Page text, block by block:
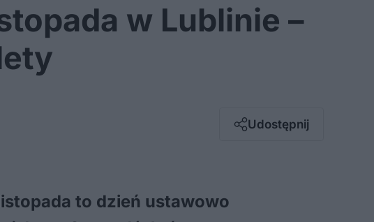
w Lublinie –
Udostępnij
Messenger
to dzień ustawowo